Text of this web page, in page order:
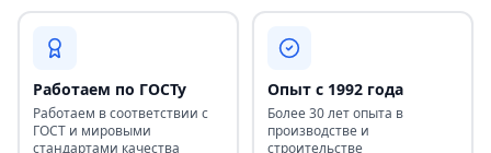
Работаем по ГОСТу
Работаем в соответствии с
ГОСТ и мировыми
стандартами качества
Опыт с 1992 года
Более 30 лет опыта в
производстве и
строительстве